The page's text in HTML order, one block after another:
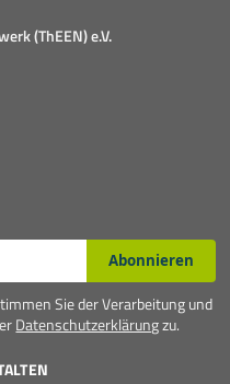
(ThEEN) e.V.
Abonnieren
Sie der Verarbeitung und
Datenschutzerklärungzu.